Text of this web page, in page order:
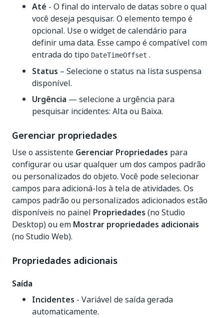
Até - O final do intervalo de datas sobre o qual
você deseja pesquisar. O elemento tempo é
opcional. Use o widget de calendário para
definir uma data. Esse campo é compatível com
entrada do tipo DateTimeOffset .
Status – Selecione o status na lista suspensa
disponível.
Urgência — selecione a urgência para
pesquisar incidentes: Alta ou Baixa.
Gerenciar propriedades
Use o assistente Gerenciar Propriedades para
configurar ou usar qualquer um dos campos padrão
ou personalizados do objeto. Você pode selecionar
campos para adicioná-los à tela de atividades. Os
campos padrão ou personalizados adicionados estão
disponíveis no painel Propriedades (no Studio
Desktop) ou em Mostrar propriedades adicionais
(no Studio Web).
Propriedades adicionais
Saída
Incidentes - Variável de saída gerada
automaticamente.